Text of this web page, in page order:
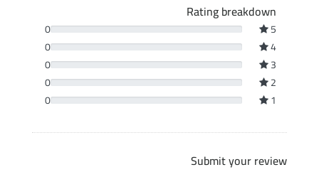
Rating breakdown
5
0
4
0
3
0
2
0
1
0
Submit your review